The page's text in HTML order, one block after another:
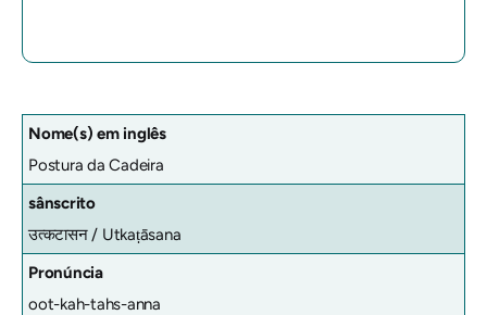
Nome(s) em inglês
Postura da Cadeira
sânscrito
उत्कटासन / Utkaṭāsana
Pronúncia
oot-kah-tahs-anna